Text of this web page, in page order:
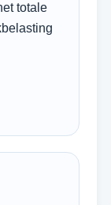
totale